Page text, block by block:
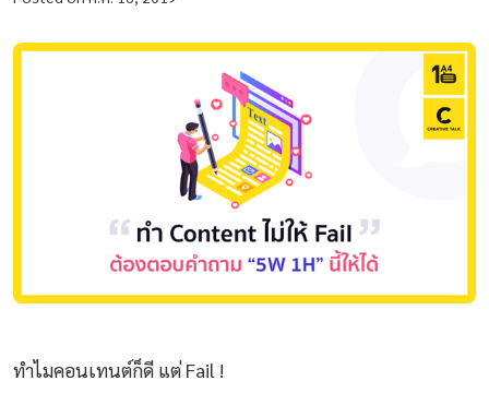
ทำไมคอนเทนต์ก็ดี แต่ Fail !